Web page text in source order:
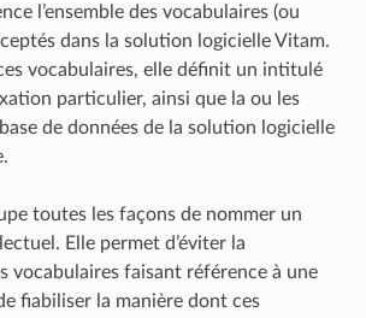
l’ensemble des vocabulaires (ou
dans la solution logicielle Vitam.
vocabulaires, elle définit un intitulé
particulier, ainsi que la ou les
de données de la solution logicielle
toutes les façons de nommer un
Elle permet d’éviter la
vocabulaires faisant référence à une
fiabiliser la manière dont ces